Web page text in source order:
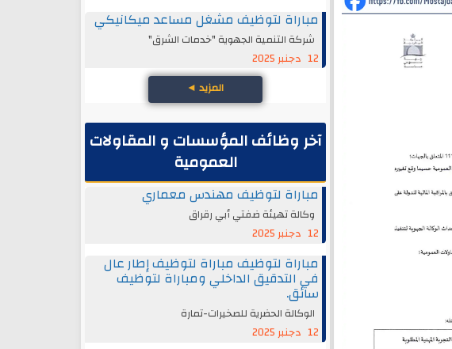
مباراة لتوظيف مشغل مساعد ميكانيكي
شركة التنمية الجهوية "خدمات الشرق"
12 دجنبر 2025
المزيد ◄
آخر وظائف المؤسسات و المقاولات
العمومية
مباراة لتوظيف مهندس معماري
وكالة تهيئة ضفتي أبي رقراق
12 دجنبر 2025
مباراة لتوظيف مباراة لتوظيف إطار عال
في التدقيق الداخلي ومباراة لتوظيف
سائق.
الوكالة الحضرية للصخيرات-تمارة
12 دجنبر 2025